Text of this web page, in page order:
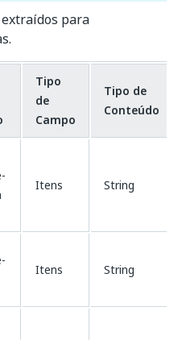
para
Tipo
de
Campo
Tipo de
Conteúdo
Itens String
Itens String